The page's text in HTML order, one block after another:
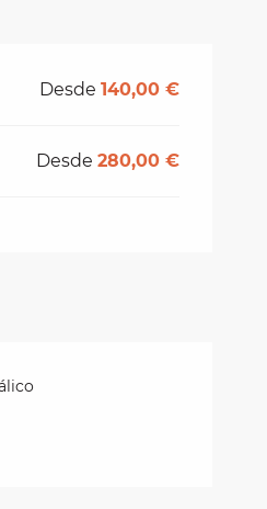
Desde140,00 €
Desde280,00 €